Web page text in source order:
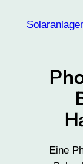
Inhalt
Eine